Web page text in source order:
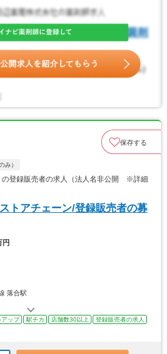
保存する
み）
の登録販売者の求人（法人名非公開 ※詳細
トアチェーン/登録販売者の募
円
落合駅
アップ 駅チカ 店舗数30以上
登録販売者の求人